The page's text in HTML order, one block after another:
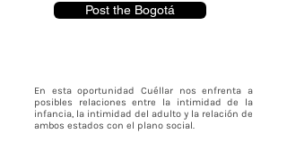
Post the Bogotá
En esta oportunidad Cuéllar nos enfrenta a
posibles relaciones entre la intimidad de la
infancia, la intimidad del adulto y la relación de
ambos estados con el plano social.